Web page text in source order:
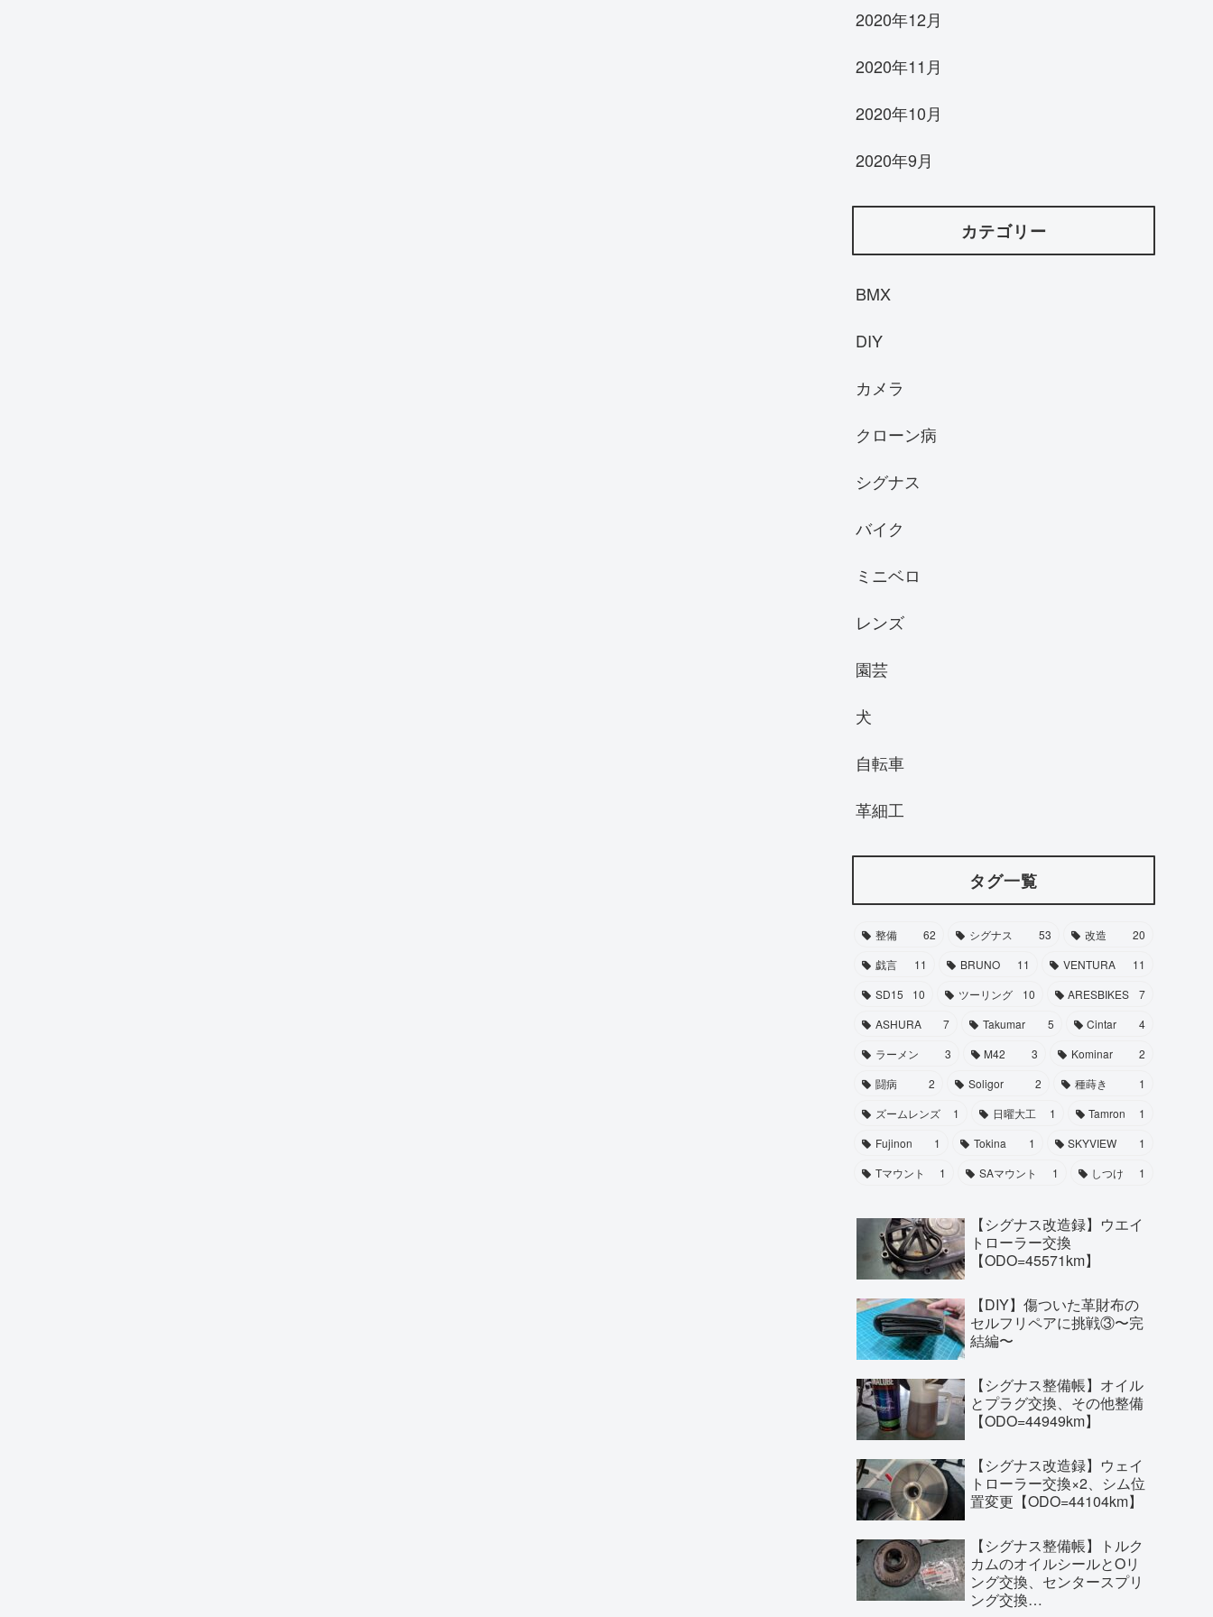
2020年12月
2020年11月
2020年10月
2020年9月
カテゴリー
BMX
DIY
カメラ
クローン病
シグナス
バイク
ミニベロ
レンズ
園芸
犬
自転車
革細工
タグ一覧
整備 62 シグナス 53 改造
20
戯言
11 BRUNO 11 VENTURA
11
SD15
10 ツーリング 10 ARESBIKES
7
ASHURA
7 Takumar 5 Cintar
4
ラーメン
3 M42 3 Kominar
2
闘病
2 Soligor 2 種蒔き
1
ズームレンズ
1 日曜大工 1 Tamron
1
Fujinon
1 Tokina 1 SKYVIEW
1
Tマウント
1 SAマウント 1 しつけ 1
【シグナス改造録】ウエイ
トローラー交換
【ODO=45571km】
【DIY】傷ついた革財布の
セルフリペアに挑戦③〜完
結編〜
【シグナス整備帳】オイル
とプラグ交換、その他整備
【ODO=44949km】
【シグナス改造録】ウェイ
トローラー交換×2、シム位
置変更【ODO=44104km】
【シグナス整備帳】トルク
カムのオイルシールとOリ
ング交換、センタースプリ
ング交換